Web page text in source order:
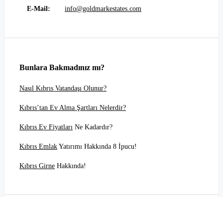
E-Mail: info@goldmarkestates.com
Bunlara Bakmadınız mı?
Nasıl Kıbrıs Vatandaşı Olunur?
Kıbrıs’tan Ev Alma Şartları Nelerdir?
Kıbrıs Ev Fiyatları Ne Kadardır?
Kıbrıs Emlak Yatırımı Hakkında 8 İpucu!
Kıbrıs Girne Hakkında!